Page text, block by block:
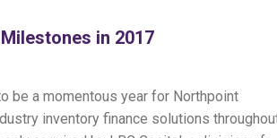
in 2017
be a momentous year for Northpoint
inventory finance solutions